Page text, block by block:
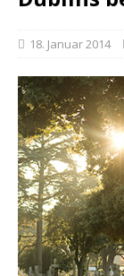
18. Januar 2014